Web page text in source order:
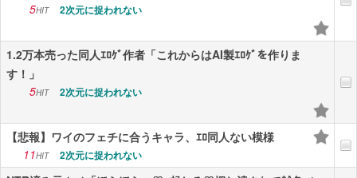
5HIT 2次元に捉われない
1.2万本売った同人ｴﾛｹﾞ作者「これからはAI製ｴﾛｹﾞを作りま
す！」
5HIT 2次元に捉われない
【悲報】ワイのフェチに合うキャラ、ｴﾛ同人ない模様
11HIT 2次元に捉われない